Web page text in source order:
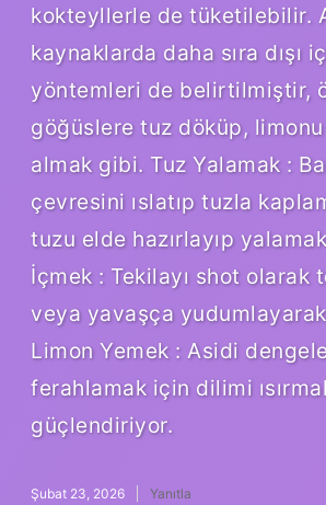
kokteyllerle de tüketilebilir.
kaynaklarda daha sıra dışı
yöntemleri de belirtilmiştir,
göğüslere tuz döküp, limonu
almak gibi. Tuz Yalamak :
çevresini ıslatıp tuzla
tuzu elde hazırlayıp
İçmek : Tekilayı shot olarak
veya yavaşça
Limon Yemek : Asidi
ferahlamak için dilimi
güçlendiriyor.
Şubat 23, 2026 Yanıtla